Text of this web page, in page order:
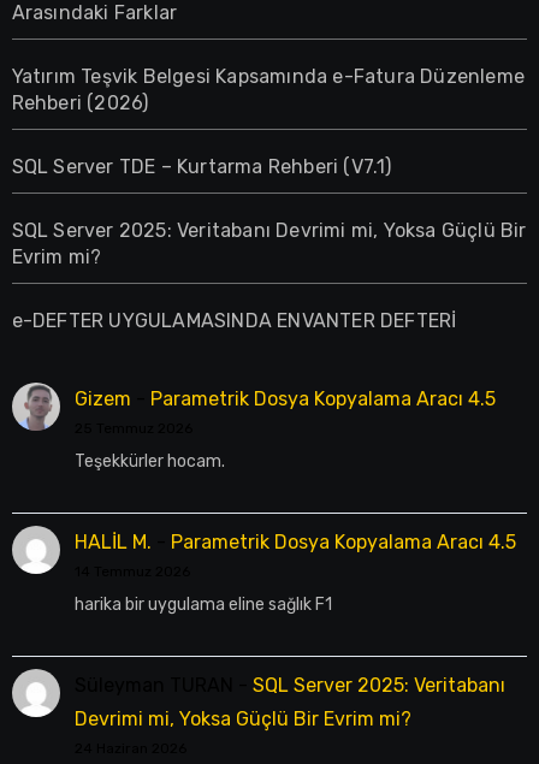
Arasındaki Farklar
Yatırım Teşvik Belgesi Kapsamında e-Fatura Düzenleme
Rehberi (2026)
SQL Server TDE – Kurtarma Rehberi (V7.1)
SQL Server 2025: Veritabanı Devrimi mi, Yoksa Güçlü Bir
Evrim mi?
e-DEFTER UYGULAMASINDA ENVANTER DEFTERİ
Gizem Parametrik Dosya Kopyalama Aracı 4.5
Teşekkürler hocam.
HALİL M. Parametrik Dosya Kopyalama Aracı 4.5
harika bir uygulama eline sağlık F1
SQL Server 2025: Veritabanı
Devrimi mi, Yoksa Güçlü Bir Evrim mi?